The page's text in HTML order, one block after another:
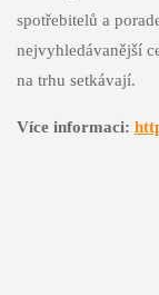
spotřebitelů a
nejvyhledávanější
na trhu setkávají.
Více informaci: